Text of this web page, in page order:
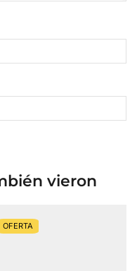
vieron
OFERTA